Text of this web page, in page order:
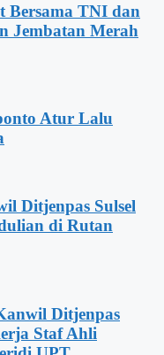
Bersama TNI dan
Jembatan Merah
Atur Lalu
Ditjenpas Sulsel
di Rutan
Ditjenpas
Staf Ahli